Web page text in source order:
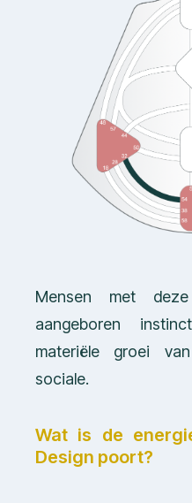
Mensen met
aangeboren
materiële groei
sociale.
Wat is de
Design poort?